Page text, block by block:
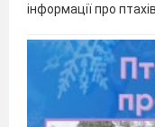
інформації про